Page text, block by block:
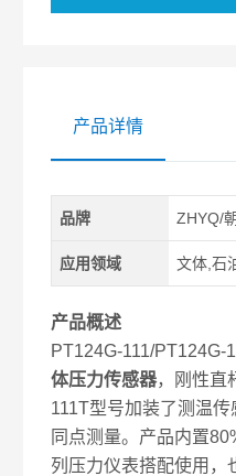
产品详情
品牌 ZHYQ/
应用领域 文体,石
产品概述
PT124G-111/PT124G-
体压力传感器，刚性直
111T型号加装了测温
同点测量。产品内置
列压力仪表搭配使用，